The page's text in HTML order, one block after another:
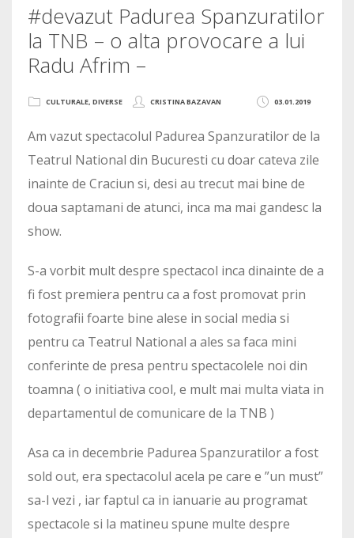
#devazut Padurea Spanzuratilor
la TNB – o alta provocare a lui
Radu Afrim –
03.01.2019
CULTURALE, DIVERSE CRISTINA BAZAVAN
Am vazut spectacolul Padurea Spanzuratilor de la
Teatrul National din Bucuresti cu doar cateva zile
inainte de Craciun si, desi au trecut mai bine de
doua saptamani de atunci, inca ma mai gandesc la
show.
S-a vorbit mult despre spectacol inca dinainte de a
fi fost premiera pentru ca a fost promovat prin
fotografii foarte bine alese in social media si
pentru ca Teatrul National a ales sa faca mini
conferinte de presa pentru spectacolele noi din
toamna ( o initiativa cool, e mult mai multa viata in
departamentul de comunicare de la TNB )
Asa ca in decembrie Padurea Spanzuratilor a fost
sold out, era spectacolul acela pe care e ”un must”
sa-l vezi , iar faptul ca in ianuarie au programat
spectacole si la matineu spune multe despre